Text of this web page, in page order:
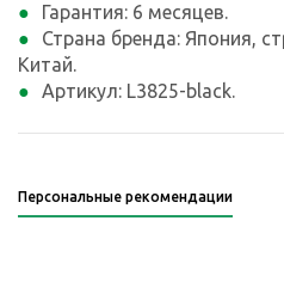
Гарантия: 6 месяцев.
Страна бренда: Япония,
Китай.
Артикул: L3825-black.
Персональные рекомендации